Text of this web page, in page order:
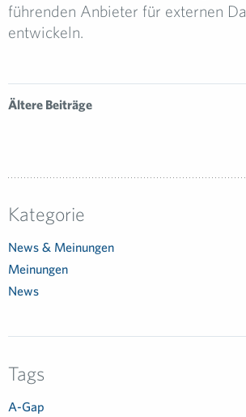
führenden Anbieter für externen
entwickeln.
Ältere Beiträge
Kategorie
News & Meinungen
Meinungen
News
Tags
A-Gap